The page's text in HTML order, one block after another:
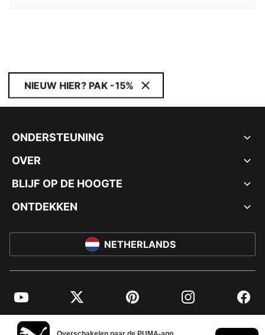
NIEUW HIER? PAK -15%
ONDERSTEUNING
OVER
BLIJF OP DE HOOGTE
ONTDEKKEN
NETHERLANDS
YouTube Twitter Pinterest Instagram
© PUMA EUROPE GMBH, 2026. ALLE RECHTEN VOORBEHOUDEN